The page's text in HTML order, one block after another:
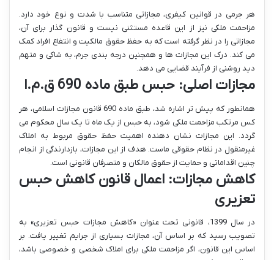
هر جرمی در قوانین کیفری، مجازاتی متناسب با شدت و نوع خود دارد.
مزاحمت ملکی نیز از این قاعده مستثنی نیست و قانون گذار برای آن،
مجازاتی را در نظر گرفته است که به حفظ حقوق مالکیت و انتفاع افراد کمک
می کند. درک این مجازات ها و همچنین درجه بندی جرم، به شاکی و متهم
دید روشنی از فرآیند قضایی می دهد.
مجازات اصلی: حبس طبق ماده 690 ق.م.ا
همانطور که پیش تر اشاره شد، طبق ماده 690 قانون مجازات اسلامی، هر
کس مرتکب مزاحمت ملکی شود، به حبس از یک ماه تا یک سال محکوم می
گردد. این مجازات نشان دهنده اهمیت حفظ حقوق مربوط به املاک
غیرمنقول در نظام حقوقی ماست. هدف از این مجازات، بازدارندگی از انجام
چنین اقداماتی و حمایت از حقوق مالکان و متصرفان قانونی است.
کاهش مجازات: اعمال قانون کاهش حبس
تعزیری
در سال 1399، قانونی تحت عنوان «کاهش مجازات حبس تعزیری» به
تصویب رسید که بر اساس آن، مجازات بسیاری از جرایم تغییر یافت. بر
اساس این قانون، اگر مزاحمت ملکی برای املاک شخصی و خصوصی باشد،